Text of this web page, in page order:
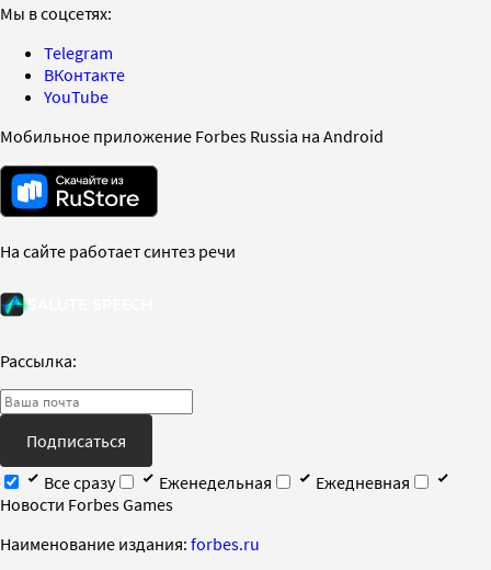
Мы в соцсетях:
Telegram
ВКонтакте
YouTube
Мобильное приложение Forbes Russia на Android
На сайте работает синтез речи
Рассылка:
Подписаться
Все сразу
Еженедельная
Ежедневная
Новости Forbes Games
Наименование издания: forbes.ru